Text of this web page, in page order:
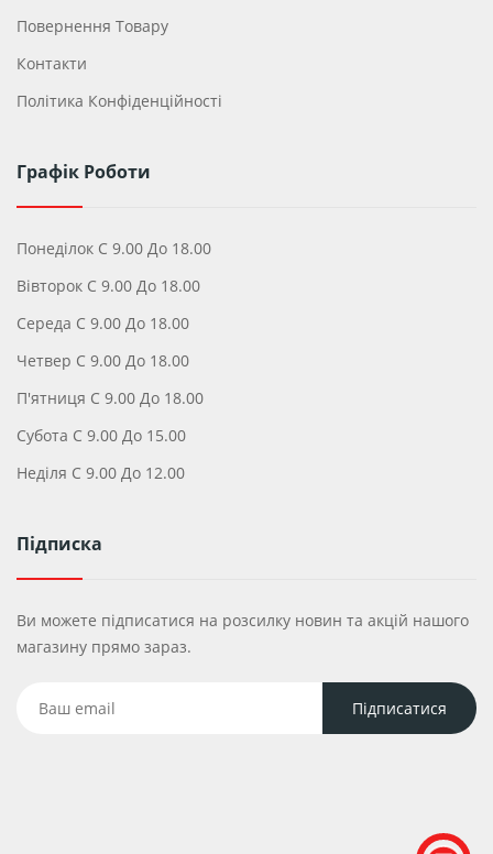
Повернення Товару
Контакти
Політика Конфіденційності
Графік Роботи
Понеділок С 9.00 До 18.00
Вівторок С 9.00 До 18.00
Середа С 9.00 До 18.00
Четвер С 9.00 До 18.00
П'ятниця С 9.00 До 18.00
Субота С 9.00 До 15.00
Неділя С 9.00 До 12.00
Підписка
Ви можете підписатися на розсилку новин та акцій нашого
магазину прямо зараз.